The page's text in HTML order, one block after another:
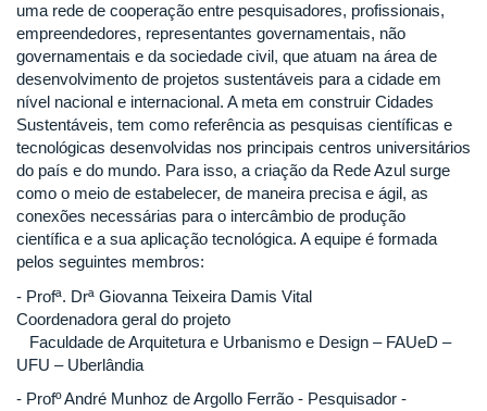
uma rede de cooperação entre pesquisadores, profissionais,
empreendedores, representantes governamentais, não
governamentais e da sociedade civil, que atuam na área de
desenvolvimento de projetos sustentáveis para a cidade em
nível nacional e internacional. A meta em construir Cidades
Sustentáveis, tem como referência as pesquisas científicas e
tecnológicas desenvolvidas nos principais centros universitários
do país e do mundo. Para isso, a criação da Rede Azul surge
como o meio de estabelecer, de maneira precisa e ágil, as
conexões necessárias para o intercâmbio de produção
científica e a sua aplicação tecnológica. A equipe é formada
pelos seguintes membros:
- Profª. Drª Giovanna Teixeira Damis Vital
Coordenadora geral do projeto
Faculdade de Arquitetura e Urbanismo e Design – FAUeD –
UFU – Uberlândia
- Profº André Munhoz de Argollo Ferrão - Pesquisador -